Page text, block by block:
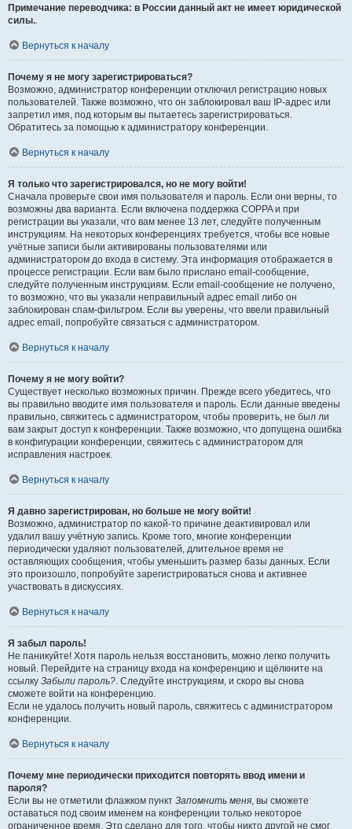
Примечание переводчика: в России данный акт не имеет юридической
силы..
Вернуться к началу
Почему я не могу зарегистрироваться?
Возможно, администратор конференции отключил регистрацию новых
пользователей. Также возможно, что он заблокировал ваш IP-адрес или
запретил имя, под которым вы пытаетесь зарегистрироваться.
Обратитесь за помощью к администратору конференции.
Вернуться к началу
Я только что зарегистрировался, но не могу войти!
Сначала проверьте свои имя пользователя и пароль. Если они верны, то
возможны два варианта. Если включена поддержка COPPA и при
регистрации вы указали, что вам менее 13 лет, следуйте полученным
инструкциям. На некоторых конференциях требуется, чтобы все новые
учётные записи были активированы пользователями или
администратором до входа в систему. Эта информация отображается в
процессе регистрации. Если вам было прислано email-сообщение,
следуйте полученным инструкциям. Если email-сообщение не получено,
то возможно, что вы указали неправильный адрес email либо он
заблокирован спам-фильтром. Если вы уверены, что ввели правильный
адрес email, попробуйте связаться с администратором.
Вернуться к началу
Почему я не могу войти?
Существует несколько возможных причин. Прежде всего убедитесь, что
вы правильно вводите имя пользователя и пароль. Если данные введены
правильно, свяжитесь с администратором, чтобы проверить, не был ли
вам закрыт доступ к конференции. Также возможно, что допущена ошибка
в конфигурации конференции, свяжитесь с администратором для
исправления настроек.
Вернуться к началу
Я давно зарегистрирован, но больше не могу войти!
Возможно, администратор по какой-то причине деактивировал или
удалил вашу учётную запись. Кроме того, многие конференции
периодически удаляют пользователей, длительное время не
оставляющих сообщения, чтобы уменьшить размер базы данных. Если
это произошло, попробуйте зарегистрироваться снова и активнее
участвовать в дискуссиях.
Вернуться к началу
Я забыл пароль!
Не паникуйте! Хотя пароль нельзя восстановить, можно легко получить
новый. Перейдите на страницу входа на конференцию и щёлкните на
ссылку Забыли пароль?. Следуйте инструкциям, и скоро вы снова
сможете войти на конференцию.
Если не удалось получить новый пароль, свяжитесь с администратором
конференции.
Вернуться к началу
Почему мне периодически приходится повторять ввод имени и
пароля?
Если вы не отметили флажком пункт Запомнить меня, вы сможете
оставаться под своим именем на конференции только некоторое
ограниченное время. Это сделано для того, чтобы никто другой не смог